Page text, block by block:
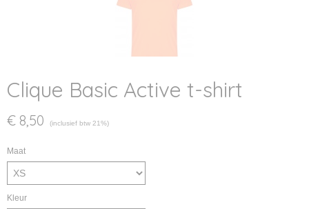
Clique Basic Active t-shirt
€ 8,50 (inclusief btw 21%)
Maat
Kleur